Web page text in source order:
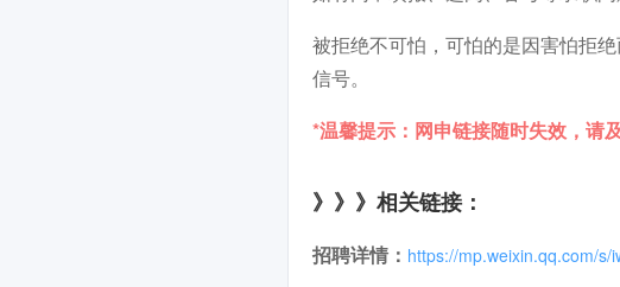
被拒绝不可怕，可怕的是因害怕拒
信号。
*温馨提示：网申链接随时失效，请
》》》相关链接：
招聘详情： https://mp.weixin.qq.com/s/